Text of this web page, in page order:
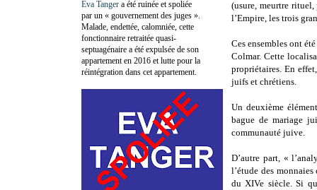
(usure, meurtre
l’Empire, les trois
Ces ensembles ont
Colmar. Cette
propriétaires. En
juifs et chrétiens.
Un deuxième
bague de mariage
communauté juive.
D’autre part, «
l’étude des
du XIVe siècle. Si
Eva Tanger a été ruinée et spoliée
par un « gouvernement des juges ».
Malade, endettée, calomniée, cette
fonctionnaire retraitée quasi-
septuagénaire a été expulsée de son
appartement en 2016 et lutte pour la
réintégration dans cet appartement.